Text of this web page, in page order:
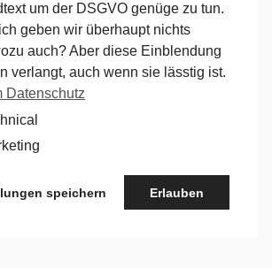
um der DSGVO genüge zu tun.
geben wir überhaupt nichts
auch? Aber diese Einblendung
verlangt, auch wenn sie lässtig ist.
Datenschutz
speichern Erlauben